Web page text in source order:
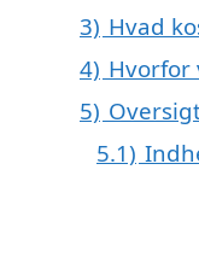
3) Hvad
4) Hvorfor
5)
5.1)